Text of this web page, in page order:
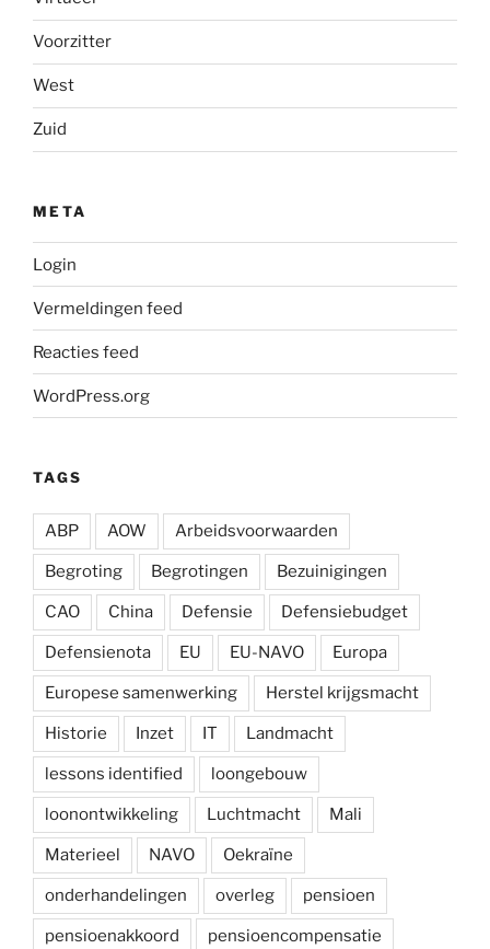
Voorzitter
West
Zuid
META
Login
Vermeldingen feed
Reacties feed
WordPress.org
TAGS
ABP AOW Arbeidsvoorwaarden
Begroting Begrotingen Bezuinigingen
CAO China Defensie Defensiebudget
Defensienota EU EU-NAVO Europa
Europese samenwerking Herstel krijgsmacht
Historie Inzet IT Landmacht
lessons identified loongebouw
loonontwikkeling Luchtmacht Mali
Materieel NAVO Oekraïne
onderhandelingen overleg pensioen
pensioenakkoord pensioencompensatie